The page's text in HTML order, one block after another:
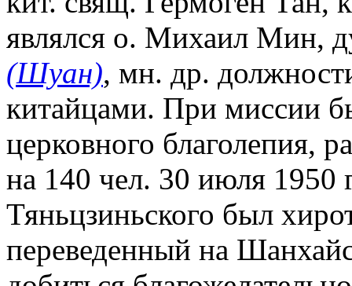
являлся о. Михаил Мин,
(Шуан), мн. др.
китайцами. При миссии
церковного благолепия,
на 140 чел. 30 июля 1950
Тяньцзиньского был
переведенный на